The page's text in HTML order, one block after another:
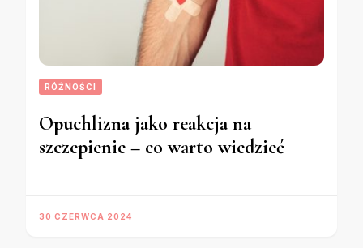
RÓŻNOŚCI
Opuchlizna jako reakcja na
szczepienie – co warto wiedzieć
30 CZERWCA 2024